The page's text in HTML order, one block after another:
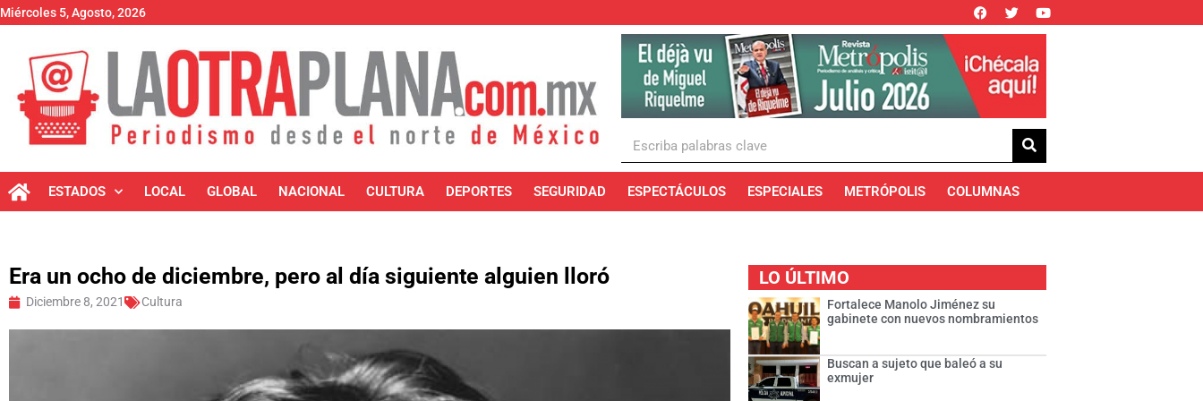
Miércoles 5, Agosto, 2026
ESTADOS LOCAL GLOBAL NACIONAL CULTURA DEPORTES SEGURIDAD ESPECTÁCULOS ESPECIALES METRÓPOLIS COLUMNAS
Era un ocho de diciembre, pero al día siguiente alguien lloró
Diciembre 8, 2021 Cultura
LO ÚLTIMO
Fortalece Manolo Jiménez su
gabinete con nuevos nombramientos
Buscan a sujeto que baleó a su
exmujer